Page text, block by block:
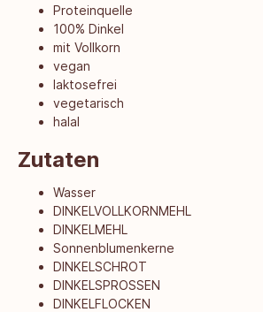
Proteinquelle
100% Dinkel
mit Vollkorn
vegan
laktosefrei
vegetarisch
halal
Zutaten
Wasser
DINKELVOLLKORNMEHL
DINKELMEHL
Sonnenblumenkerne
DINKELSCHROT
DINKELSPROSSEN
DINKELFLOCKEN